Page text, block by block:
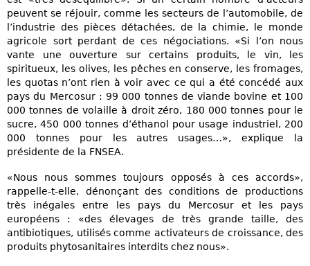
peuvent se réjouir, comme les secteurs de l’automobile, de
l’industrie des pièces détachées, de la chimie, le monde
agricole sort perdant de ces négociations. «Si l’on nous
vante une ouverture sur certains produits, le vin, les
spiritueux, les olives, les pêches en conserve, les fromages,
les quotas n’ont rien à voir avec ce qui a été concédé aux
pays du Mercosur : 99 000 tonnes de viande bovine et 100
000 tonnes de volaille à droit zéro, 180 000 tonnes pour le
sucre, 450 000 tonnes d’éthanol pour usage industriel, 200
000 tonnes pour les autres usages…», explique la
présidente de la FNSEA.
«Nous nous sommes toujours opposés à ces accords»,
rappelle-t-elle, dénonçant des conditions de productions
très inégales entre les pays du Mercosur et les pays
européens : «des élevages de très grande taille, des
antibiotiques, utilisés comme activateurs de croissance, des
produits phytosanitaires interdits chez nous».